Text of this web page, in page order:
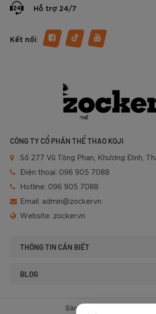
Hỗ trợ 24/7
Kết nối:
CÔNG TY CỔ PHẦN THỂ THAO KOJI
Số 277 Vũ Tông Phan, Khương Đình,
Điện thoại: 096 905 7088
Hotline: 096 905 7088
Email: admin@zocker.vn
Website: zocker.vn
THÔNG TIN CẦN BIẾT
BLOG
Bản quyền © 2025 của Zocker.